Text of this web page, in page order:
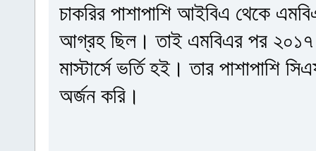
চাকরির পাশাপাশি আইবিএ থেকে
আগ্রহ ছিল। তাই এমবিএর পর ২০১৭
মাস্টার্সে ভর্তি হই। তার পাশাপাশি
অর্জন করি।